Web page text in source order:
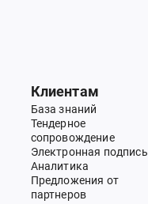
Клиентам
База знаний
Тендерное
сопровождение
Электронная подпись
Аналитика
Предложения от
партнеров